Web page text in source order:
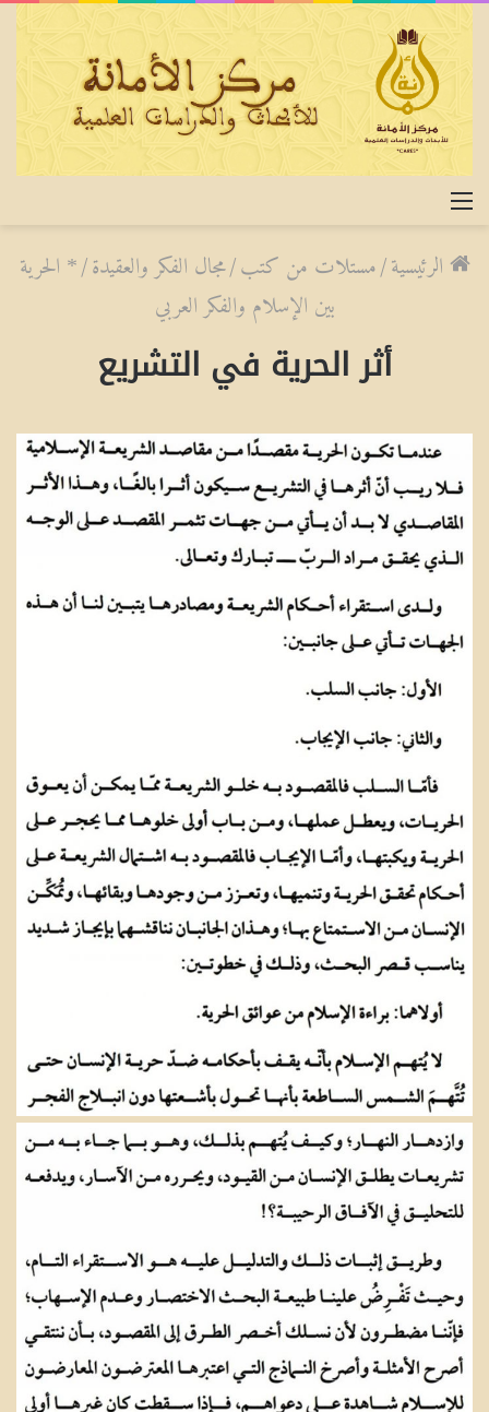
الرئيسية/مستلات من كتب/مجال الفكر والعقيدة/* الحرية
بين الإسلام والفكر العربي
أثر الحرية في التشريع